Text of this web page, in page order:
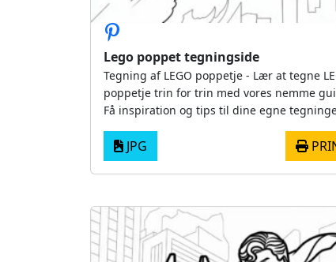
Lego poppet tegningside
Tegning af LEGO poppetje - Lær at tegne
poppetje trin for trin med vores nemme
Få inspiration og tips til dine egne
JPG